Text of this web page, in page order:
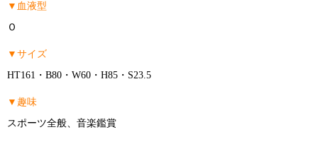
▼血液型
Ｏ
▼サイズ
HT161・B80・W60・H85・S23.5
▼趣味
スポーツ全般、音楽鑑賞